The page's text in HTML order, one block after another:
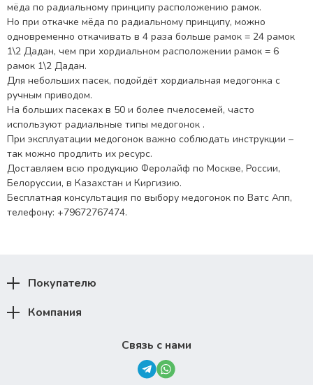
мёда по радиальному принципу расположению рамок.
Но при откачке мёда по радиальному принципу, можно
одновременно откачивать в 4 раза больше рамок = 24 рамок
1\2 Дадан, чем при хордиальном расположении рамок = 6
рамок 1\2 Дадан.
Для небольших пасек, подойдёт хордиальная медогонка с
ручным приводом.
На больших пасеках в 50 и более пчелосемей, часто
используют радиальные типы медогонок .
При эксплуатации медогонок важно соблюдать инструкции –
так можно продлить их ресурс.
Доставляем всю продукцию Феролайф по Москве, России,
Белоруссии, в Казахстан и Киргизию.
Бесплатная консультация по выбору медогонок по Ватс Апп,
телефону: +79672767474.
Покупателю
Компания
Связь с нами